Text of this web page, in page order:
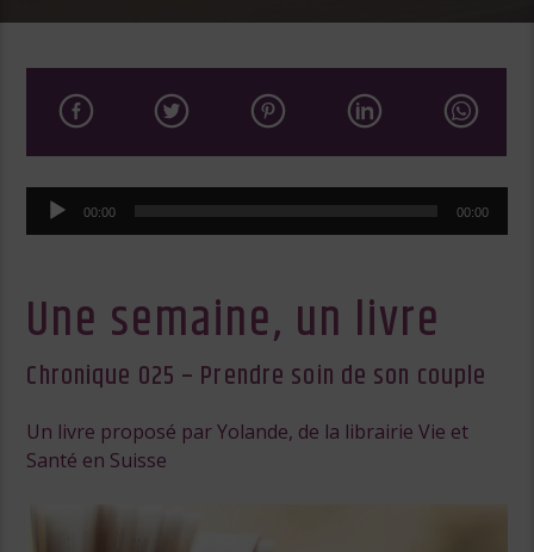
Lecteur
audio
00:00 00:00
Une semaine, un livre
Chronique 025 – Prendre soin de son couple
Un livre proposé par Yolande, de la librairie Vie et
Santé en Suisse